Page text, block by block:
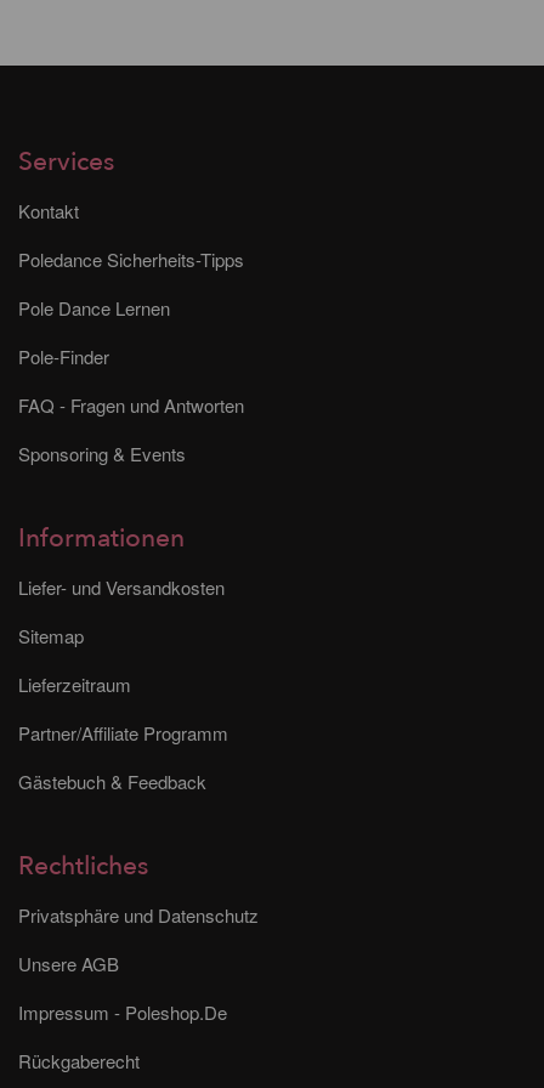
Services
Kontakt
Poledance Sicherheits-Tipps
Pole Dance Lernen
Pole-Finder
FAQ - Fragen und Antworten
Sponsoring & Events
Informationen
Liefer- und Versandkosten
Sitemap
Lieferzeitraum
Partner/Affiliate Programm
Gästebuch & Feedback
Rechtliches
Privatsphäre und Datenschutz
Unsere AGB
Impressum - Poleshop.De
Rückgaberecht